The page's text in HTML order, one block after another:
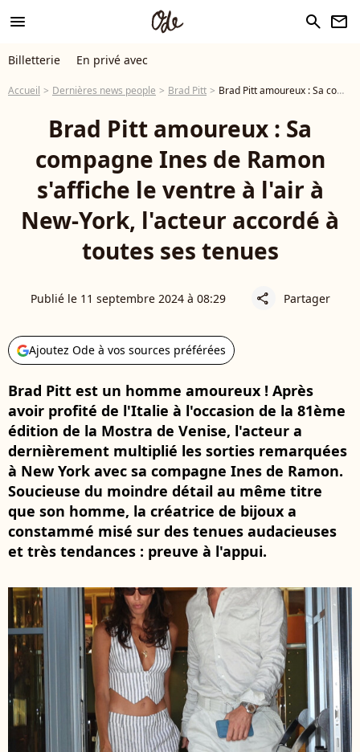
menu search newsletter
Billetterie En privé avec
Accueil Dernières news people Brad Pitt Brad Pitt amoureux : Sa compagne Ines de Ramon s'affiche le ventre à l'air à New-York, l'acteur accordé à toutes ses tenues
Brad Pitt amoureux : Sa
compagne Ines de Ramon
s'affiche le ventre à l'air à
New-York, l'acteur accordé à
toutes ses tenues
Publié le 11 septembre 2024 à 08:29 share Partager
Ajoutez Ode à vos sources préférées
Brad Pitt est un homme amoureux ! Après
avoir profité de l'Italie à l'occasion de la 81ème
édition de la Mostra de Venise, l'acteur a
dernièrement multiplié les sorties remarquées
à New York avec sa compagne Ines de Ramon.
Soucieuse du moindre détail au même titre
que son homme, la créatrice de bijoux a
constammé misé sur des tenues audacieuses
et très tendances : preuve à l'appui.